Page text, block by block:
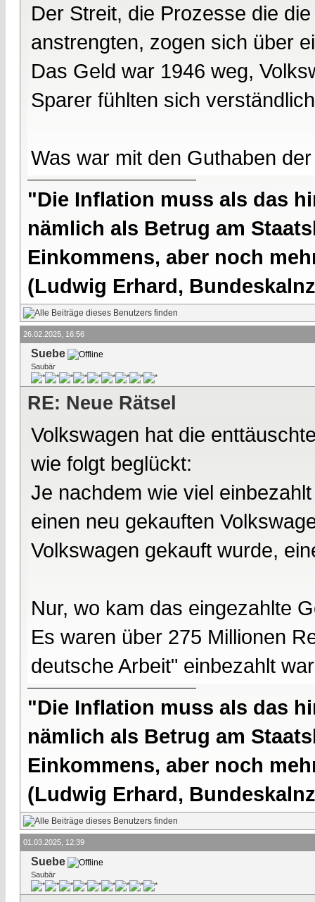
Der Streit, die Prozesse die
anstrengten, zogen sich über
Das Geld war 1946 weg,
Sparer fühlten sich
Was war mit den Guthaben
"Die Inflation muss als das
nämlich als Betrug am
Einkommens, aber noch
(Ludwig Erhard,
26.02.2025, 16:56
Suebe
Saubär
RE: Neue Rätsel
Volkswagen hat die
wie folgt beglückt:
Je nachdem wie viel
einen neu gekauften
Volkswagen gekauft wurde,
Nur, wo kam das eingezahlte
Es waren über 275 Millionen
deutsche Arbeit" einbezahlt
"Die Inflation muss als das
nämlich als Betrug am
Einkommens, aber noch
(Ludwig Erhard,
01.03.2025, 12:39
Suebe
Saubär